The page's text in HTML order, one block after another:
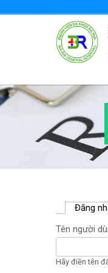
đến
Đăng
Tên người
Hãy điền tên